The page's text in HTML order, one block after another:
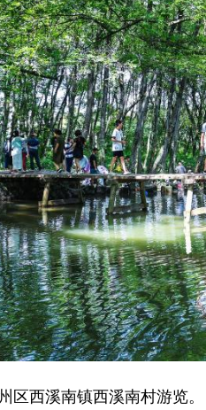
西溪南镇西溪南村游览。